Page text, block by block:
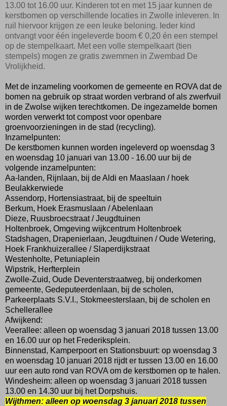
13.00 tot 16.00 uur. Kinderen tot en met 15 jaar kunnen de
kerstbomen op verschillende locaties in Zwolle inleveren. In
ruil hiervoor krijgen ze een leuke beloning. Ieder kind
ontvangt voor één ingeleverde boom € 0,20 én een stempel
op de stempelkaart. Met een volle stempelkaart (tien
stempels) mogen ze gratis zwemmen in Zwembad De
Vrolijkheid.
Met de inzameling voorkomen de gemeente en ROVA dat de
bomen na gebruik op straat worden verbrand of als zwerfvuil
in de Zwolse wijken terechtkomen. De ingezamelde bomen
worden verwerkt tot compost voor openbare
groenvoorzieningen in de stad (recycling).
Inzamelpunten:
De kerstbomen kunnen worden ingeleverd op woensdag 3
en woensdag 10 januari van 13.00 - 16.00 uur bij de
volgende inzamelpunten:
Aa-landen, Rijnlaan, bij de Aldi en Maaslaan / hoek
Beulakkerwiede
Assendorp, Hortensiastraat, bij de speeltuin
Berkum, Hoek Erasmuslaan / Abelenlaan
Dieze, Ruusbroecstraat / Jeugdtuinen
Holtenbroek, Omgeving wijkcentrum Holtenbroek
Stadshagen, Drapenierlaan, Jeugdtuinen / Oude Wetering,
Hoek Frankhuizerallee / Slaperdijkstraat
Westenholte, Petuniaplein
Wipstrik, Herfterplein
Zwolle-Zuid, Oude Deventerstraatweg, bij onderkomen
gemeente, Gedeputeerdenlaan, bij de scholen,
Parkeerplaats S.V.I., Stokmeesterslaan, bij de scholen en
Schellerallee
Afwijkend:
Veerallee: alleen op woensdag 3 januari 2018 tussen 13.00
en 16.00 uur op het Frederiksplein.
Binnenstad, Kamperpoort en Stationsbuurt: op woensdag 3
en woensdag 10 januari 2018 rijdt er tussen 13.00 en 16.00
uur een auto rond van ROVA om de kerstbomen op te halen.
Windesheim: alleen op woensdag 3 januari 2018 tussen
13.00 en 14.30 uur bij het Dorpshuis.
Wijthmen: alleen op woensdag 3 januari 2018 tussen